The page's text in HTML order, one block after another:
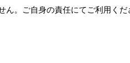
。ご自身の責任にてご利用くだ